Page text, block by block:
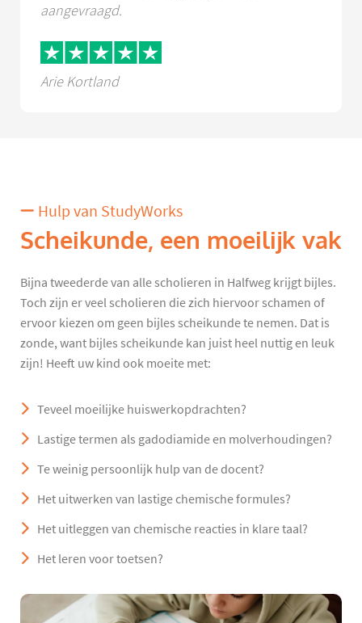
aangevraagd.
Arie Kortland
Hulp van StudyWorks
Scheikunde, een moeilijk vak
Bijna tweederde van alle scholieren in Halfweg krijgt bijles.
Toch zijn er veel scholieren die zich hiervoor schamen of
ervoor kiezen om geen bijles scheikunde te nemen. Dat is
zonde, want bijles scheikunde kan juist heel nuttig en leuk
zijn! Heeft uw kind ook moeite met:
Teveel moeilijke huiswerkopdrachten?
Lastige termen als gadodiamide en molverhoudingen?
Te weinig persoonlijk hulp van de docent?
Het uitwerken van lastige chemische formules?
Het uitleggen van chemische reacties in klare taal?
Het leren voor toetsen?